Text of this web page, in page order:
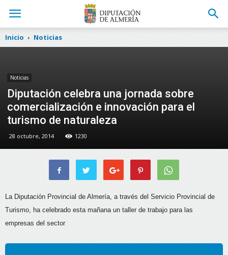
Inicio Noticias
Noticias
Diputación celebra una jornada sobre
comercialización e innovación para el
turismo de naturaleza
28 octubre, 2014 1230
La Diputación Provincial de Almería, a través del Servicio Provincial de
Turismo, ha celebrado esta mañana un taller de trabajo para las
empresas del sector